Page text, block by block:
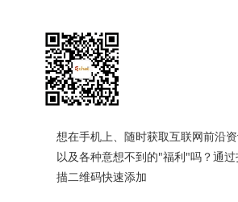
想在手机上、随时获取互联网前沿
以及各种意想不到的"福利"吗？通过
描二维码快速添加